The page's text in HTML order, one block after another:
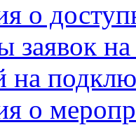
о
заявок
на
о